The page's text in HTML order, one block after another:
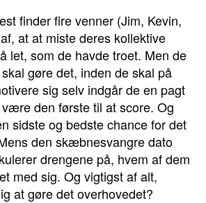
finder fire venner (Jim, Kevin,
at at miste deres kollektive
let, som de havde troet. Men de
gøre det, inden de skal på
sig selv indgår de en pagt
den første til at score. Og
sidste og bedste chance for det
den skæbnesvangre dato
drengene på, hvem af dem
med sig. Og vigtigst af alt,
at gøre det overhovedet?